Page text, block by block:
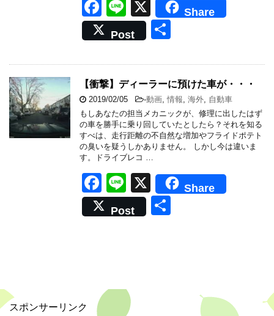
F
a
c
e
b
o
o
k
Li
n
e
X
Share
Post
【衝撃】ディーラーに預けた車が・・・
2019/02/05 -動画 情報 海外 自動車
もしあなたの担当メカニックが、修理に出したはず
の車を勝手に乗り回していたとしたら？それを知る
すべは、走行距離の不自然な増加やフライドポテト
の臭いを疑うしかありません。 しかし今は違いま
す。ドライブレコ …
F
a
c
o
Li
n
e
X
Share
Post
スポンサーリンク